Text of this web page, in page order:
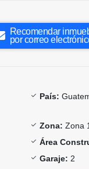
Recomendar
por correo
País:
Zona: Zona
Área
Garaje: 2